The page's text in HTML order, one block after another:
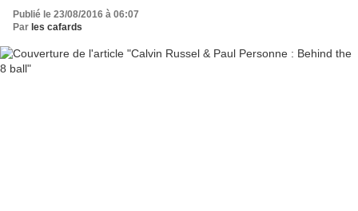
Publié le 23/08/2016 à 06:07
Par les cafards